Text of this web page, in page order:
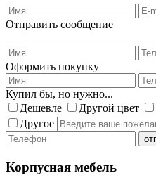
Отправить сообщение
Оформить покупку
Купил бы, но нужно...
Дешевле
Другой цвет
Другое
Корпусная мебель